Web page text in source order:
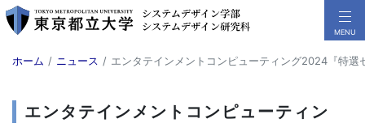
ホーム ニュース エンタテインメントコンピューティング2024『特
エンタテインメントコンピューティン